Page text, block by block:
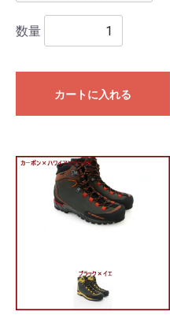
数量
カートに入れる